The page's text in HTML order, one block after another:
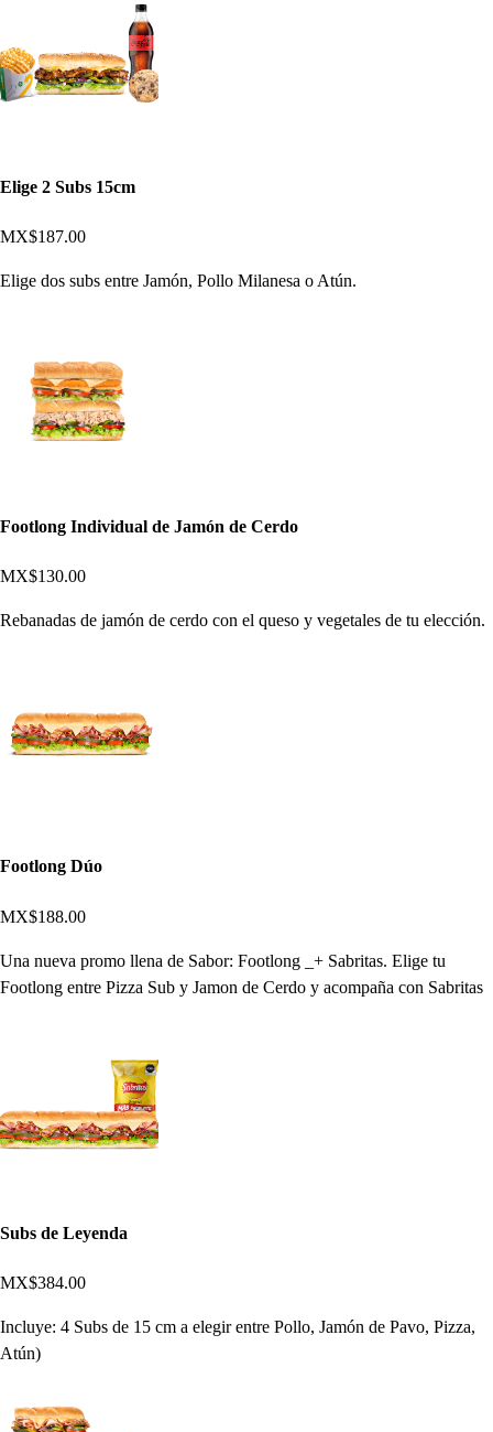
Elige 2 Subs 15cm
MX$187.00
Elige dos subs entre Jamón, Pollo Milanesa o Atún.
Footlong Individual de Jamón de Cerdo
MX$130.00
Rebanadas de jamón de cerdo con el queso y vegetales de tu elección.
Footlong Dúo
MX$188.00
Una nueva promo llena de Sabor: Footlong _+ Sabritas. Elige tu
Footlong entre Pizza Sub y Jamon de Cerdo y acompaña con Sabritas
Subs de Leyenda
MX$384.00
Incluye: 4 Subs de 15 cm a elegir entre Pollo, Jamón de Pavo, Pizza,
Atún)